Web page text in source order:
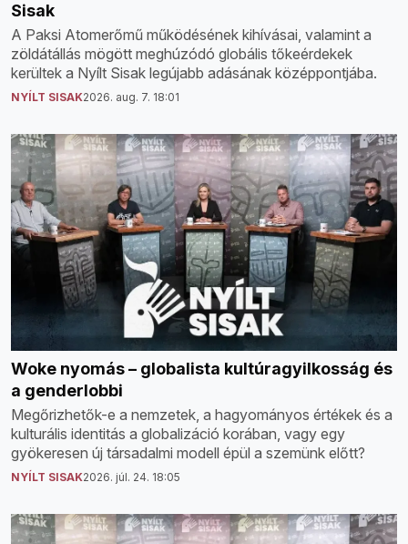
Sisak
A Paksi Atomerőmű működésének kihívásai, valamint a
zöldátállás mögött meghúzódó globális tőkeérdekek
kerültek a Nyílt Sisak legújabb adásának középpontjába.
NYÍLT SISAK2026. aug. 7. 18:01
Woke nyomás – globalista kultúragyilkosság és
a genderlobbi
Megőrizhetők-e a nemzetek, a hagyományos értékek és a
kulturális identitás a globalizáció korában, vagy egy
gyökeresen új társadalmi modell épül a szemünk előtt?
NYÍLT SISAK2026. júl. 24. 18:05